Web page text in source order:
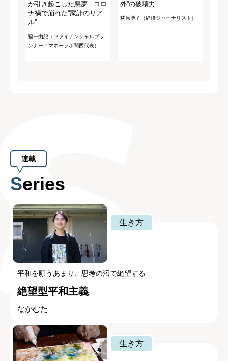
が引き起こした悪夢...コロ
ナ禍で崩れた“家計のリア
ル”
福一由紀（ファイナンシャルプラ
ンナー／マネーラボ関西代表）
外”の破壊力
荻原博子（経済ジャーナリスト）
連載
Series
生き方
平和を願うあまり、思考の沼で絶望する
絶望型平和主義
なかむた
生き方